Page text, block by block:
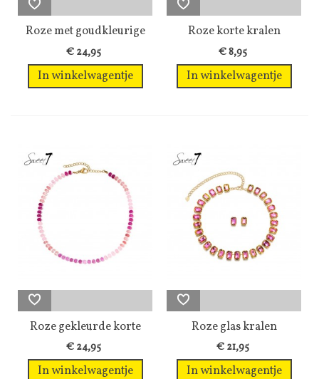
Roze met goudkleurige
lange...
€ 24,95
In winkelwagentje
Roze korte kralen
halsketting
€ 8,95
In winkelwagentje
Roze gekleurde korte
halsketting...
€ 24,95
In winkelwagentje
Roze glas kralen
halsketting met...
€ 21,95
In winkelwagentje